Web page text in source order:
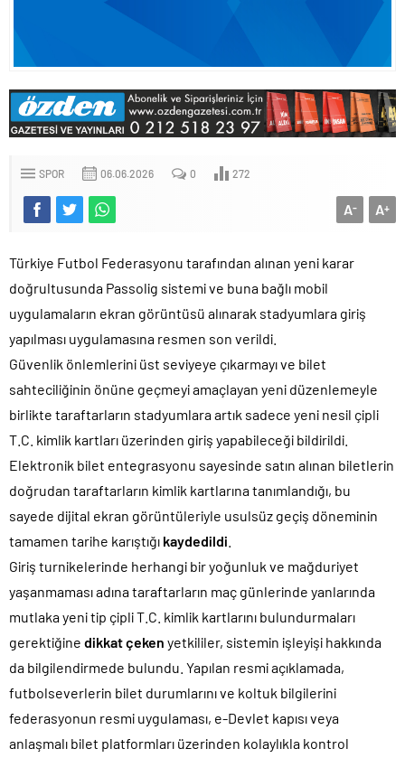
SPOR 06.06.2026 0 272
A+
A-
Türkiye Futbol Federasyonu tarafından alınan yeni karar
doğrultusunda Passolig sistemi ve buna bağlı mobil
uygulamaların ekran görüntüsü alınarak stadyumlara giriş
yapılması uygulamasına resmen son verildi.
Güvenlik önlemlerini üst seviyeye çıkarmayı ve bilet
sahteciliğinin önüne geçmeyi amaçlayan yeni düzenlemeyle
birlikte taraftarların stadyumlara artık sadece yeni nesil çipli
T.C. kimlik kartları üzerinden giriş yapabileceği bildirildi.
Elektronik bilet entegrasyonu sayesinde satın alınan biletlerin
doğrudan taraftarların kimlik kartlarına tanımlandığı, bu
sayede dijital ekran görüntüleriyle usulsüz geçiş döneminin
tamamen tarihe karıştığı kaydedildi
Giriş turnikelerinde herhangi bir yoğunluk ve mağduriyet
yaşanmaması adına taraftarların maç günlerinde yanlarında
mutlaka yeni tip çipli T.C. kimlik kartlarını bulundurmaları
gerektiğine dikkat çeken yetkililer, sistemin işleyişi hakkında
da bilgilendirmede bulundu. Yapılan resmi açıklamada,
futbolseverlerin bilet durumlarını ve koltuk bilgilerini
federasyonun resmi uygulaması, e-Devlet kapısı veya
anlaşmalı bilet platformları üzerinden kolaylıkla kontrol